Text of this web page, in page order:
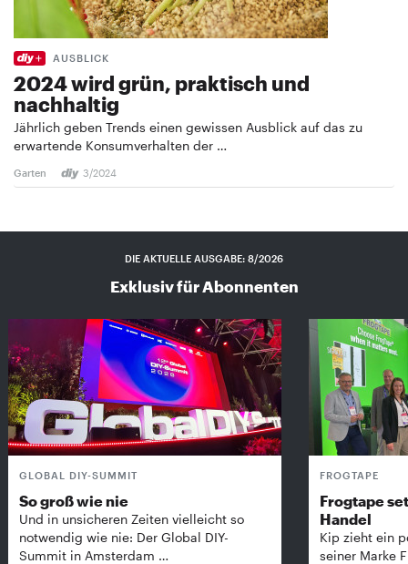
AUSBLICK
2024 wird grün, praktisch und
nachhaltig
Jährlich geben Trends einen gewissen Ausblick auf das zu
erwartende Konsumverhalten der …
Garten 3/2024
DIE AKTUELLE AUSGABE: 8/2026
Exklusiv für Abonnenten
GLOBAL DIY-SUMMIT
So groß wie nie
Und in unsicheren Zeiten vielleicht so
notwendig wie nie: Der Global DIY-
Summit in Amsterdam …
FROGTAPE
Frogtape
Handel
Kip zieht ein
seiner Marke